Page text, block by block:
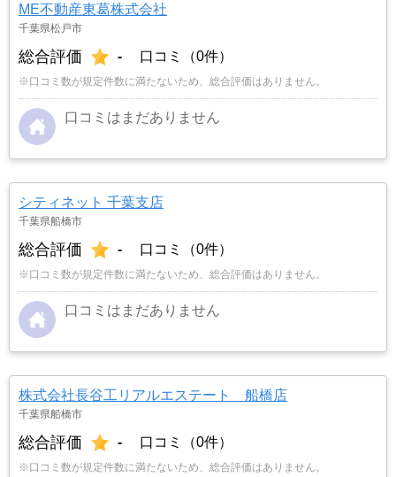
ME不動産東葛株式会社
千葉県松戸市
総合評価 - 口コミ（0件）
※口コミ数が規定件数に満たないため、総合評価はありません。
口コミはまだありません
シティネット 千葉支店
千葉県船橋市
総合評価 - 口コミ（0件）
※口コミ数が規定件数に満たないため、総合評価はありません。
口コミはまだありません
株式会社長谷工リアルエステート 船橋店
千葉県船橋市
総合評価 - 口コミ（0件）
※口コミ数が規定件数に満たないため、総合評価はありません。